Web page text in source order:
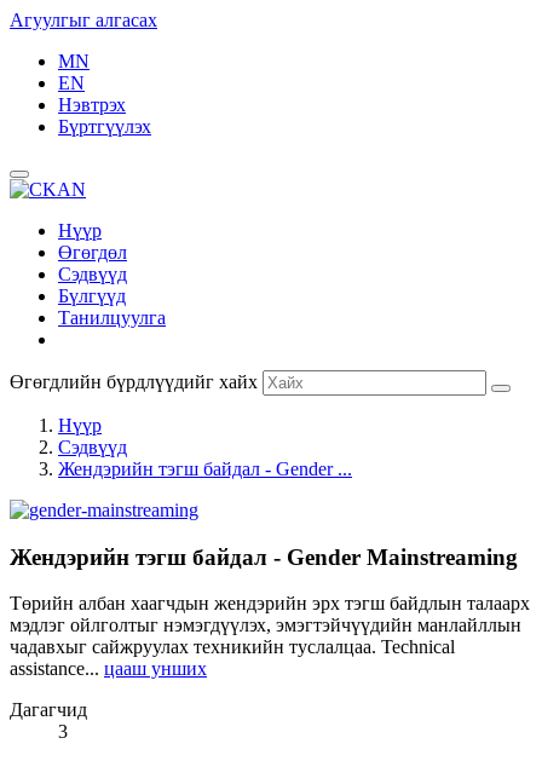
Агуулгыг алгасах
MN
EN
Нэвтрэх
Бүртгүүлэх
Нүүр
Өгөгдөл
Сэдвүүд
Бүлгүүд
Танилцуулга
Өгөгдлийн бүрдлүүдийг хайх
Нүүр
Сэдвүүд
Жендэрийн тэгш байдал - Gender ...
Жендэрийн тэгш байдал - Gender Mainstreaming
Төрийн албан хаагчдын жендэрийн эрх тэгш байдлын талаарх
мэдлэг ойлголтыг нэмэгдүүлэх, эмэгтэйчүүдийн манлайллын
чадавхыг сайжруулах техникийн туслалцаа. Technical
assistance... цааш унших
Дагагчид
3